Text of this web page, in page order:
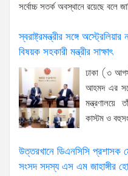
সর্বোচ্চ সতর্ক অবস্থানে রয়েছে বলে
স্বরাষ্ট্রমন্ত্রীর সঙ্গে
বিষয়ক সহকারী মন্ত্রীর সাক্ষাৎ
ঢাকা (৩
আহমদ এর
মন্ত্রণালয়ে
কাস্টম ও
উত্তরখানে ডিএনসিসি
সংসদ সদস্য এস এম জাহাঙ্গীর